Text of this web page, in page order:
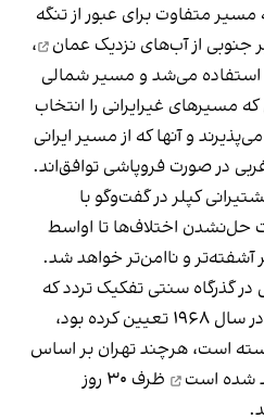
متفاوت برای عبور از تنگه
ازآب‌های نزدیک عمان
،
می‌شد و مسیر شمالی
مسیرهای غیرایرانی را انتخاب
و آنها که از مسیر ایرانی
در صورت فروپاشی توافق‌اند.
کپلر در گفت‌و‌گو با
حل‌نشدن اختلاف‌ها تا اواسط
و ناامن‌تر خواهد شد.
گذرگاه سنتی تفکیک تردد که
سازمان بین‌المللی دریانوردی در سال ۱۹۶۸ تعیین کرده بود،
است، هرچند تهران بر اساس
شده است
ظرف ۳۰ روز